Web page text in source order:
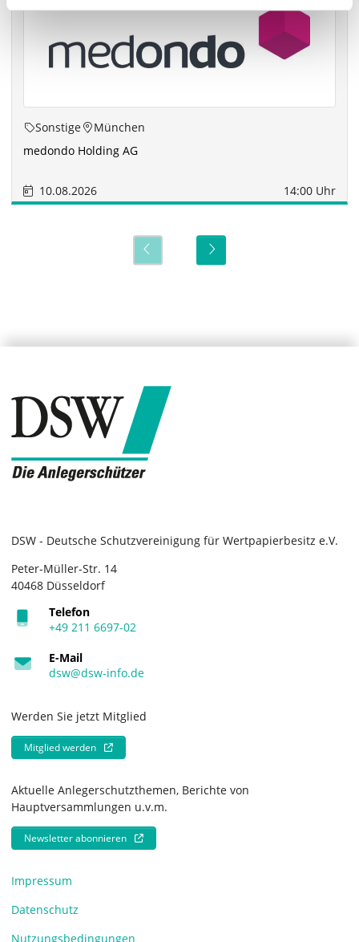
Sonstige
München
medondo Holding AG
10.08.2026 14:00 Uhr
DSW - Deutsche Schutzvereinigung für Wertpapierbesitz e.V.
Peter-Müller-Str. 14
40468 Düsseldorf
Telefon
+49 211 6697-02
E-Mail
dsw@dsw-info.de
Werden Sie jetzt Mitglied
Mitglied werden
Aktuelle Anlegerschutzthemen, Berichte von
Hauptversammlungen u.v.m.
Newsletter abonnieren
Impressum
Datenschutz
Nutzungsbedingungen